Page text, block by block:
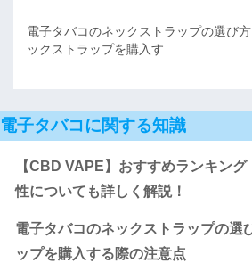
電子タバコのネックストラップの選び
ックストラップを購入す…
電子タバコに関する知識
【CBD VAPE】おすすめランキン
性についても詳しく解説！
電子タバコのネックストラップの選
ップを購入する際の注意点